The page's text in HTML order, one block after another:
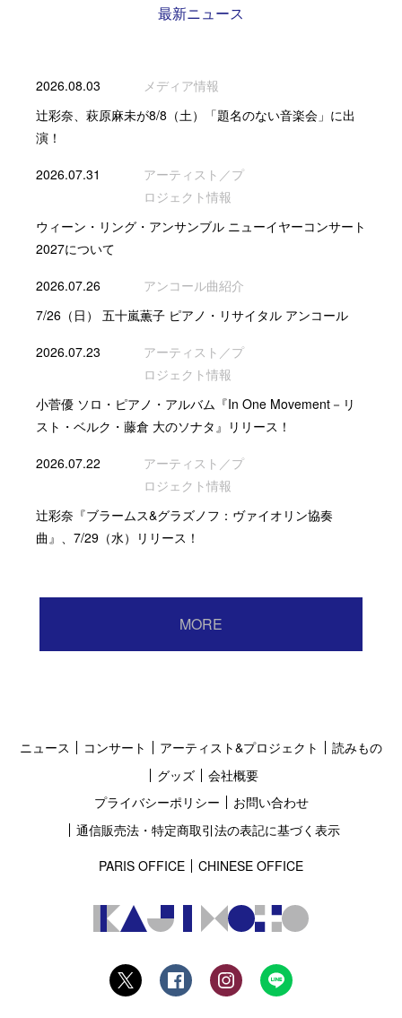
最新ニュース
2026.08.03
メディア情報
辻彩奈、萩原麻未が8/8（土）「題名のない音楽会」に出
演！
2026.07.31
アーティスト／プ
ロジェクト情報
ウィーン・リング・アンサンブル ニューイヤーコンサート
2027について
2026.07.26
アンコール曲紹介
7/26（日） 五十嵐薫子 ピアノ・リサイタル アンコール
2026.07.23
アーティスト／プ
ロジェクト情報
小菅優 ソロ・ピアノ・アルバム『In One Movement－リ
スト・ベルク・藤倉 大のソナタ』リリース！
2026.07.22
アーティスト／プ
ロジェクト情報
辻彩奈『ブラームス&グラズノフ：ヴァイオリン協奏
曲』、7/29（水）リリース！
MORE
ニュース コンサート アーティスト&プロジェクト
読みもの
グッズ
会社概要
プライバシーポリシー
お問い合わせ
通信販売法・特定商取引法の表記に基づく表示
PARIS OFFICE
CHINESE OFFICE